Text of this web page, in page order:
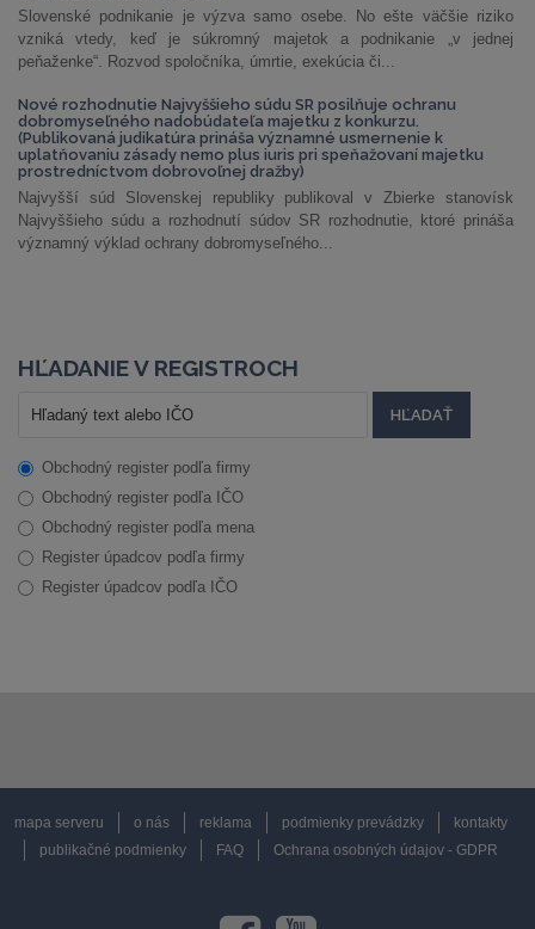
Slovenské podnikanie je výzva samo osebe. No ešte väčšie riziko
vzniká vtedy, keď je súkromný majetok a podnikanie „v jednej
peňaženke“. Rozvod spoločníka, úmrtie, exekúcia či...
Nové rozhodnutie Najvyššieho súdu SR posilňuje ochranu
dobromyseľného nadobúdateľa majetku z konkurzu.
(Publikovaná judikatúra prináša významné usmernenie k
uplatňovaniu zásady nemo plus iuris pri speňažovaní majetku
prostredníctvom dobrovoľnej dražby)
Najvyšší súd Slovenskej republiky publikoval v Zbierke stanovísk
Najvyššieho súdu a rozhodnutí súdov SR rozhodnutie, ktoré prináša
významný výklad ochrany dobromyseľného...
HĽADANIE V REGISTROCH
Obchodný register podľa firmy
Obchodný register podľa IČO
Obchodný register podľa mena
Register úpadcov podľa firmy
Register úpadcov podľa IČO
mapa serveru o nás reklama podmienky prevádzky
kontakty
publikačné podmienky
FAQ Ochrana osobných údajov - GDPR